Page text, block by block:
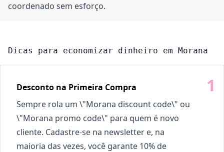
coordenado sem esforço.
Dicas para economizar dinheiro em Morana
Desconto na Primeira Compra
Sempre rola um \"Morana discount code\" ou
\"Morana promo code\" para quem é novo
cliente. Cadastre-se na newsletter e, na
maioria das vezes, você garante 10% de